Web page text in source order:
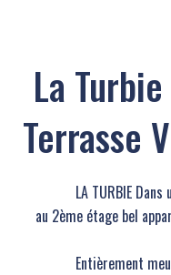
La
Terrasse
LA TURBIE
au 2ème étage bel
Entièrement